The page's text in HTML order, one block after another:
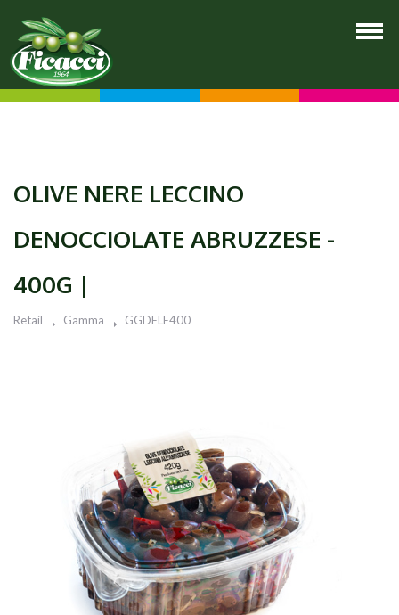
OLIVE NERE LECCINO
DENOCCIOLATE ABRUZZESE -
400G |
Retail Gamma GGDELE400